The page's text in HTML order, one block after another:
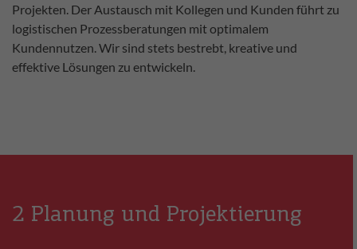
Projekten. Der Austausch mit Kollegen und Kunden führt zu
logistischen Prozessberatungen mit optimalem
Kundennutzen. Wir sind stets bestrebt, kreative und
effektive Lösungen zu entwickeln.
2 Planung und Projektierung